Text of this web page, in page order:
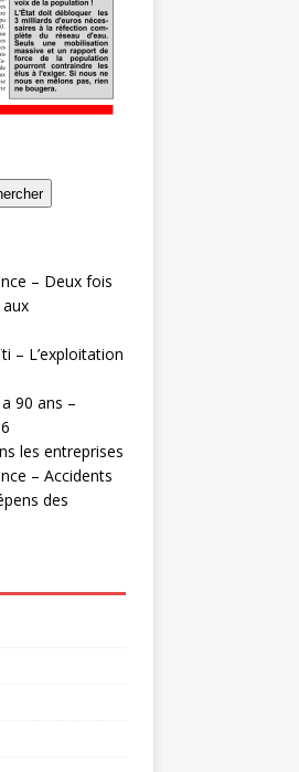
– Deux fois
– L’exploitation
90 ans –
les entreprises
– Accidents
des